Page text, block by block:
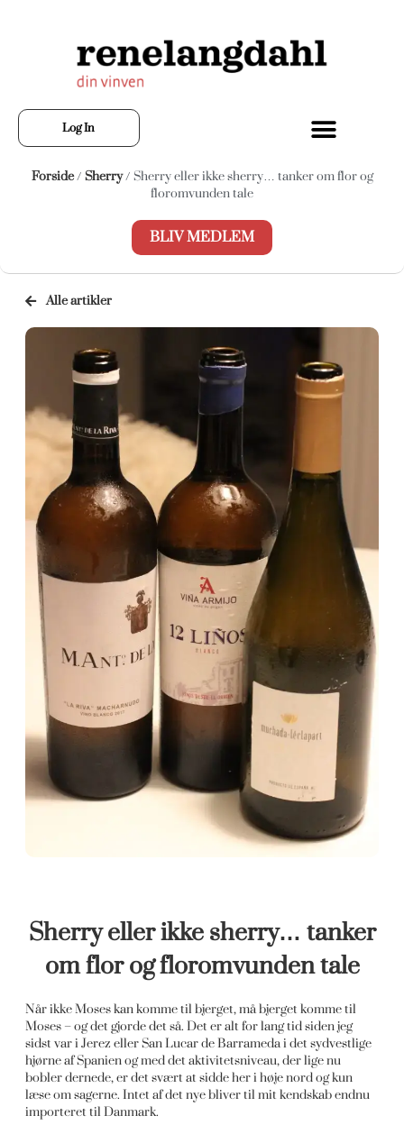
Log In
Forside/ Sherry/ Sherry eller ikke sherry… tanker om flor og
floromvunden tale
BLIV MEDLEM
Alle artikler
Sherry eller ikke sherry… tanker
om flor og floromvunden tale
Når ikke Moses kan komme til bjerget, må bjerget komme til
Moses – og det gjorde det så. Det er alt for lang tid siden jeg
sidst var i Jerez eller San Lucar de Barrameda i det sydvestlige
hjørne af Spanien og med det aktivitetsniveau, der lige nu
bobler dernede, er det svært at sidde her i høje nord og kun
læseom sagerne. Intet af det nye bliver til mit kendskab endnu
importeret til Danmark.